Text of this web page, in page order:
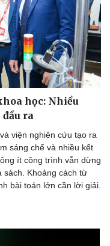
học: Nhiều
ra
viện nghiên cứu tạo ra
sáng chế và nhiều kết
ít công trình vẫn dừng
sách. Khoảng cách từ
bài toán lớn cần lời giải.